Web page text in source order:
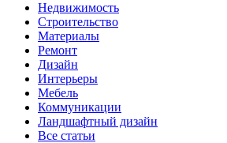
Недвижимость
Строительство
Материалы
Ремонт
Дизайн
Интерьеры
Мебель
Коммуникации
Ландшафтный дизайн
Все статьи